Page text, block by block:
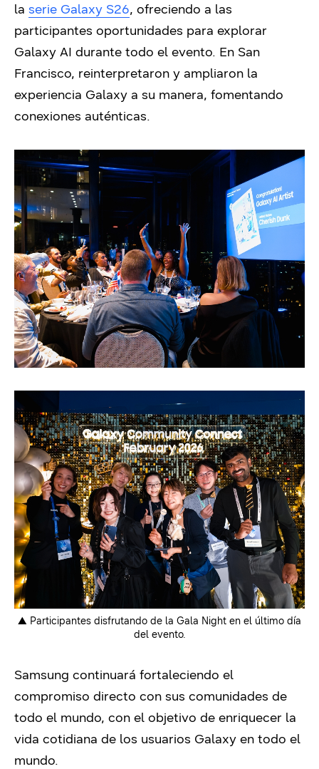
la serie Galaxy S26, ofreciendo a las
participantes oportunidades para explorar
Galaxy AI durante todo el evento. En San
Francisco, reinterpretaron y ampliaron la
experiencia Galaxy a su manera, fomentando
conexiones auténticas.
▲ Participantes disfrutando de la Gala Night en el último día
del evento.
Samsung continuará fortaleciendo el
compromiso directo con sus comunidades de
todo el mundo, con el objetivo de enriquecer la
vida cotidiana de los usuarios Galaxy en todo el
mundo.